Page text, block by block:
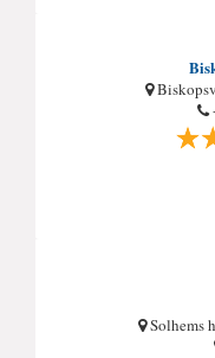
Solhems